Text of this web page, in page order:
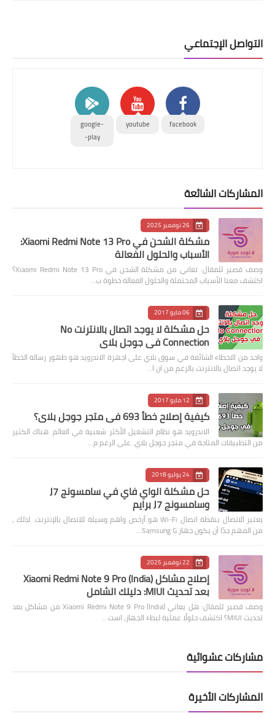
التواصل الإجتماعي
facebook
youtube
google-
play-
المشاركات الشائعة
26 نوفمبر 2025
مشكلة الشحن في Xiaomi Redmi Note 13 Pro:
الأسباب والحلول الفعالة
وصف قصير للمقال: تعاني من مشكلة الشحن في Xiaomi Redmi Note 13 Pro؟
اكتشف معنا الأسباب المحتملة والحلول الفعالة خطوة ب…
06 مايو 2017
حل مشكلة لا يوجد اتصال بالانترنت No
Connection في جوجل بلاي
واحد من الاخطاء الشائعة في سوق بلاي على اجهزة الاندرويد هو ظهور رسالة الخطأ
لا يوجد اتصال بالانترنت بالرغم من ان ا…
12 مايو 2017
كيفية إصلاح خطأ 693 في متجر جوجل بلاي؟
الاندرويد هو نظام التشغيل الأكثر شعبية في العالم. هناك الكثير
من التطبيقات المتاحة في متجر جوجل بلاي. على الرغم م…
24 يوليو 2018
حل مشكلة الواي فاي في سامسونج J7
وسامسونج J7 برايم
يعتبر الاتصال بنقطة اتصال Wi-Fi هو أرخص واهم وسيلة للاتصال بالإنترنت. لذلك ،
من المهم جدًا أن يكون جهاز Samsung G…
22 نوفمبر 2025
إصلاح مشاكل Xiaomi Redmi Note 9 Pro (India)
بعد تحديث MIUI: دليلك الشامل
وصف قصير للمقال: هل يعاني Xiaomi Redmi Note 9 Pro (India) من مشاكل بعد
تحديث MIUI؟ اكتشف حلولًا عملية لبطء الجهاز، است…
مشاركات عشوائية
المشاركات الأخيرة